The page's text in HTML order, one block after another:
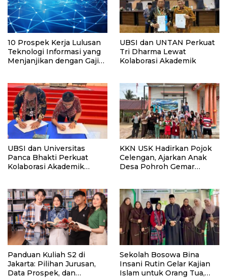
10 Prospek Kerja Lulusan
Teknologi Informasi yang
Menjanjikan dengan Gaji
UBSI dan UNTAN Perkuat
Tri Dharma Lewat
Kolaborasi Akademik
UBSI dan Universitas
Panca Bhakti Perkuat
Kolaborasi Akademik
KKN USK Hadirkan Pojok
Celengan, Ajarkan Anak
Desa Pohroh Gemar
Panduan Kuliah S2 di
Jakarta: Pilihan Jurusan,
Data Prospek, dan
Sekolah Bosowa Bina
Insani Rutin Gelar Kajian
Islam untuk Orang Tua,